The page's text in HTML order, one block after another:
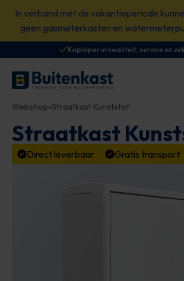
content
In verband met de vakantieperiode
geen gasmeterkasten en
Koploper in kwaliteit, service en
Webshop»Straatkast Kunststof
Straatkast
Direct leverbaar Gratis transport